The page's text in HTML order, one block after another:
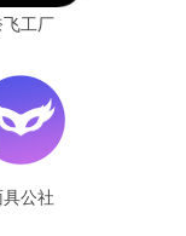
飞工厂
具公社